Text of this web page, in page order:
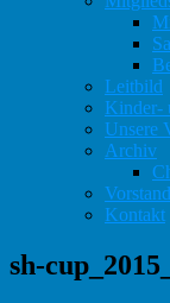
Leitbild
Kinder-
Unsere
Archiv
Vorstand
Kontakt
sh-